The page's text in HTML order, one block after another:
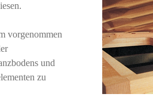
vorgenommen
und
zu